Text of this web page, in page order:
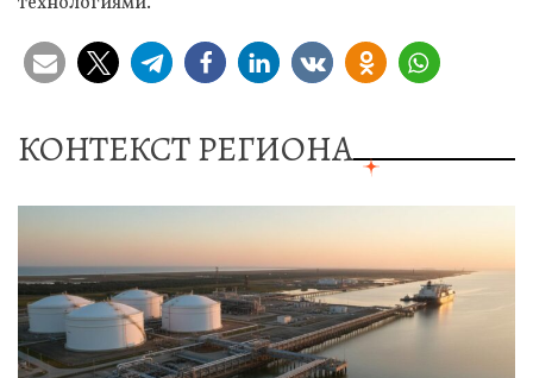
КОНТЕКСТ РЕГИОНА